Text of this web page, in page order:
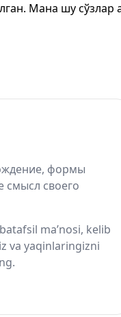
Мана шу сўзлар
формы
смысл своего
ma’nosi, kelib
va yaqinlaringizni